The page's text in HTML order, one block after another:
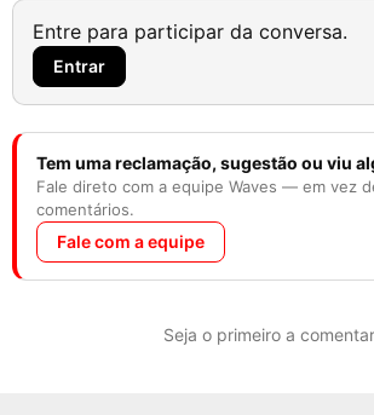
Entre para participar da conversa.
Entrar
Tem uma reclamação, sugestão ou viu
Fale direto com a equipe Waves — em vez
comentários.
Fale com a equipe
Seja o primeiro a